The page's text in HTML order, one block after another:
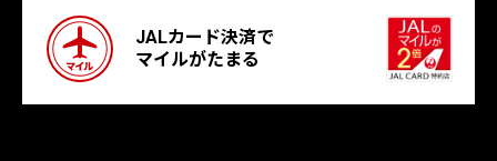
JALカード決済で
マイルがたまる